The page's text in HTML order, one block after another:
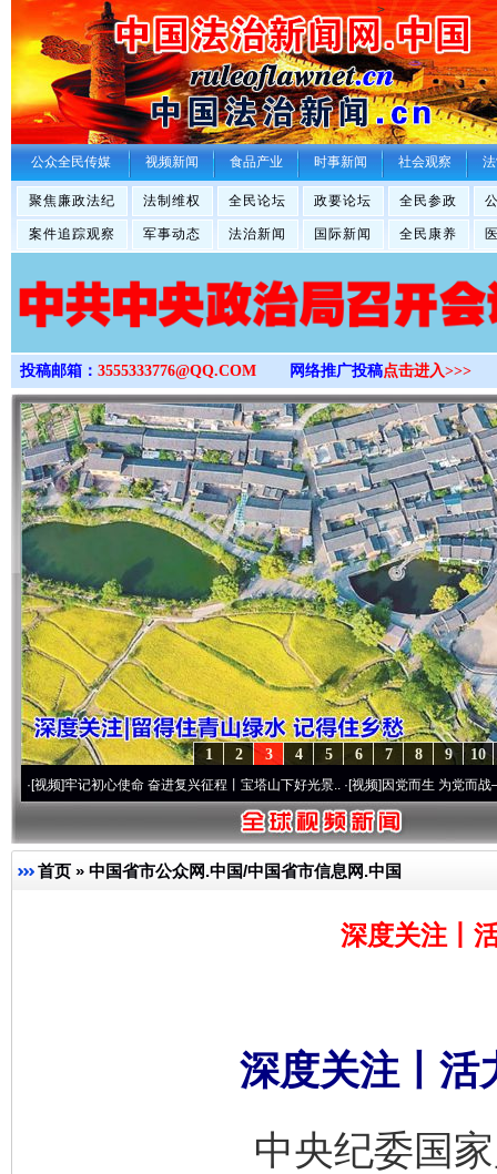
>
公众全民传媒 视频新闻 食品产业 时事新闻 社会观察
聚焦廉政法纪 法制维权 全民论坛 政要论坛 全民参政
案件追踪观察 军事动态 法治新闻 国际新闻 全民康养
投稿邮箱： 3555333776@QQ.COM 网络推广投稿点击进入>>>
10
9
8
7
6
5
4
3
2
1
记初心使命 奋进复兴征程丨宝塔山下好光景..·[视频]因党而生 为党而战——百年“纪
首页 » 中国省市公众网.中国/中国省市信息网.中国
深度关注丨
深度关注丨活
中央纪委国